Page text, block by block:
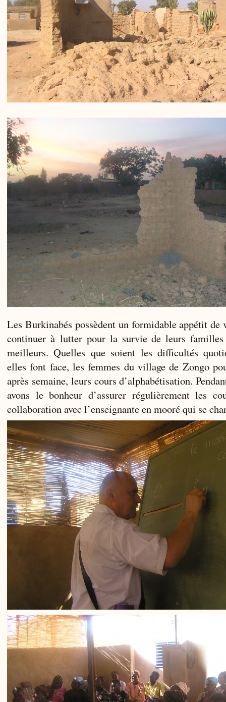
Les Burkinabés possèdent un formidable appétit de
continuer à lutter pour la survie de leurs familles
meilleurs. Quelles que soient les difficultés
elles font face, les femmes du village de Zongo
après semaine, leurs cours d’alphabétisation.
avons le bonheur d’assurer régulièrement les
collaboration avec l’enseignante en mooré qui se